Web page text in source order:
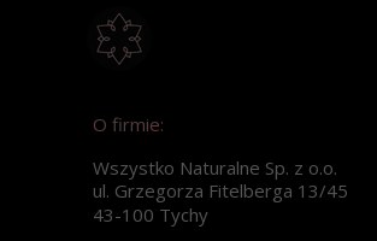
O firmie:
Wszystko Naturalne Sp. z o.o.
ul. Grzegorza Fitelberga 13/45
43-100 Tychy